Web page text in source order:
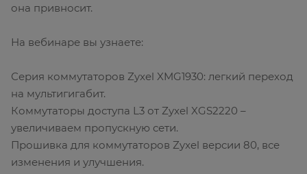
она привносит.
На вебинаре вы узнаете:
Серия коммутаторов Zyxel XMG1930: легкий переход
на мультигигабит.
Коммутаторы доступа L3 от Zyxel XGS2220 –
увеличиваем пропускную сети.
Прошивка для коммутаторов Zyxel версии 80, все
изменения и улучшения.